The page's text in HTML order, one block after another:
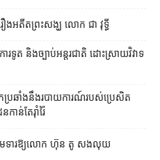
ង​​អតីត​ព្រះសង្ឃ លោក ជា វុទ្ធី
ារទូត និង​ច្បាប់​អន្តរជាតិ ដោះស្រាយ​វិវាទ​
ប្រឆាំង​នឹង​របាយការណ៍​របស់​ប្រេសិត
កាន់តែ​រ៉ាំរ៉ៃ
ាមទារ​ឱ្យ​លោក ហ៊ុន តូ សង​លុយ